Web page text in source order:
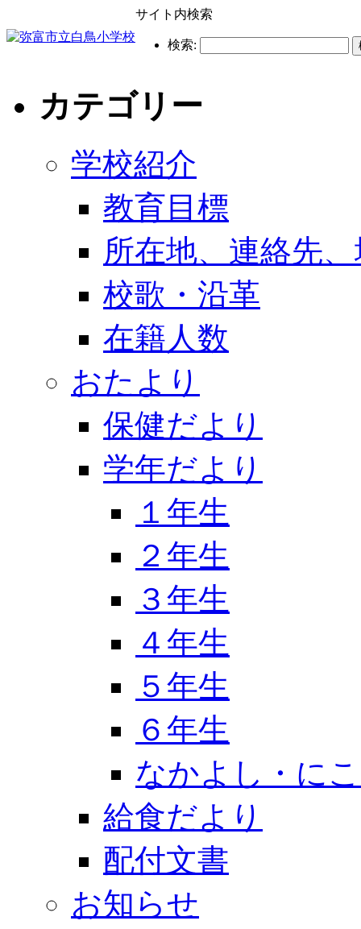
サイト内検索
検索:
カテゴリー
学校紹介
教育目標
所在地、連絡先
校歌・沿革
在籍人数
おたより
保健だより
学年だより
１年生
２年生
３年生
４年生
５年生
６年生
なかよし・に
給食だより
配付文書
お知らせ